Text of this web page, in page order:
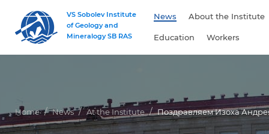
VS Sobolev Institute
of Geology and
Mineralogy SB RAS
News About the Institute
Education Workers
Home News At the Institute Поздравляем Изоха